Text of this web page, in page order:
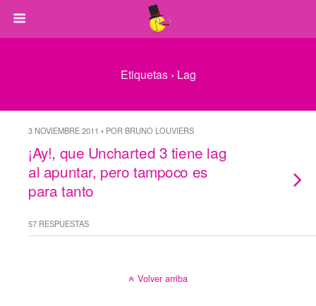
Etiquetas › Lag
3 NOVIEMBRE 2011 • POR BRUNO LOUVIERS
¡Ay!, que Uncharted 3 tiene lag
al apuntar, pero tampoco es
para tanto
57 RESPUESTAS
Volver arriba